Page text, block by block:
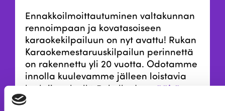
Ennakkoilmoittautuminen valtakunnan
rennoimpaan ja kovatasoiseen
karaokekilpailuun on nyt avattu! Rukan
Karaokemestaruuskilpailun perinnettä
on rakennettu yli 20 vuotta. Odotamme
innolla kuulevamme jälleen loistavia
laulajia syksyllä Rukalla. Lue
täältä
Jannen vinkit laulajille!